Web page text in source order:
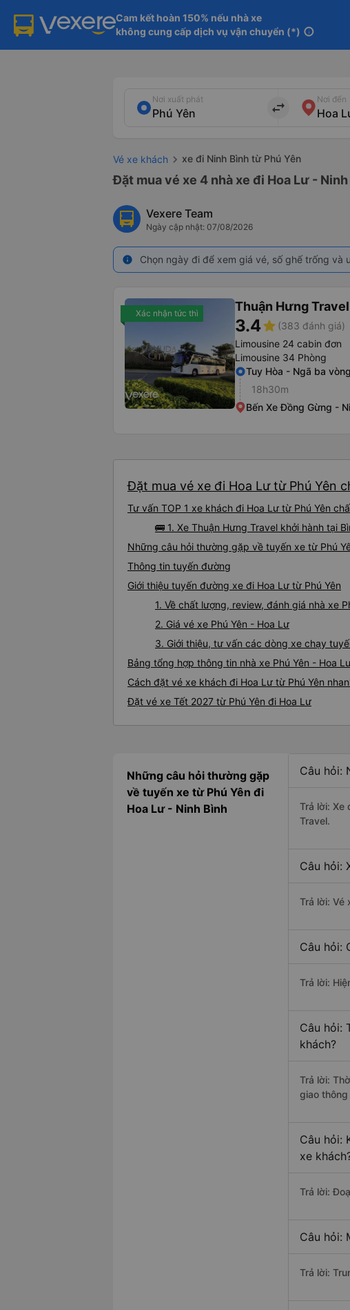
Cam kết hoàn 150% nếu nhà xe
không cung cấp dịch vụ vận chuyển (*) info
Nơi xuất phát
import_export
Nơi đến
Vé xe khách xe đi Ninh Bình từ Phú Yên
Đặt mua vé xe 4 nhà xe đi Hoa Lư -
Vexere Team
Ngày cập nhật: 07/08/2026
info Chọn ngày đi để xem giá vé, số ghế trống và
Xác nhận tức thì Thuận Hưng Travel
3.4star (383 đánh giá)
Limousine 24 cabin đơn
Limousine 34 Phòng
Tuy Hòa - Ngã ba
18h30m
Bến Xe Đồng Gừng -
Đặt mua vé xe đi Hoa Lư từ Phú Yên
Tư vấn TOP 1 xe khách đi Hoa Lư từ Phú Yên
🚌 1. Xe Thuận Hưng Travel khởi hành tại
Những câu hỏi thường gặp về tuyến xe từ Phú
Thông tin tuyến đường
Giới thiệu tuyến đường xe đi Hoa Lư từ Phú Yên
1. Về chất lượng, review, đánh giá nhà xe
2. Giá vé xe Phú Yên - Hoa Lư
3. Giới thiệu, tư vấn các dòng xe chạy
Bảng tổng hợp thông tin nhà xe Phú Yên - Hoa
Cách đặt vé xe khách đi Hoa Lư từ Phú Yên
Đặt vé xe Tết 2027 từ Phú Yên đi Hoa Lư
Những câu hỏi thường gặp
về tuyến xe từ Phú Yên đi
Hoa Lư - Ninh Bình
Câu hỏi:
Trả lời: Xe
Travel.
Câu hỏi:
Trả lời: Vé
Câu hỏi:
Trả lời:
Câu hỏi:
khách?
Trả lời:
giao thông
Câu hỏi:
xe
Trả lời:
Câu hỏi:
Trả lời: